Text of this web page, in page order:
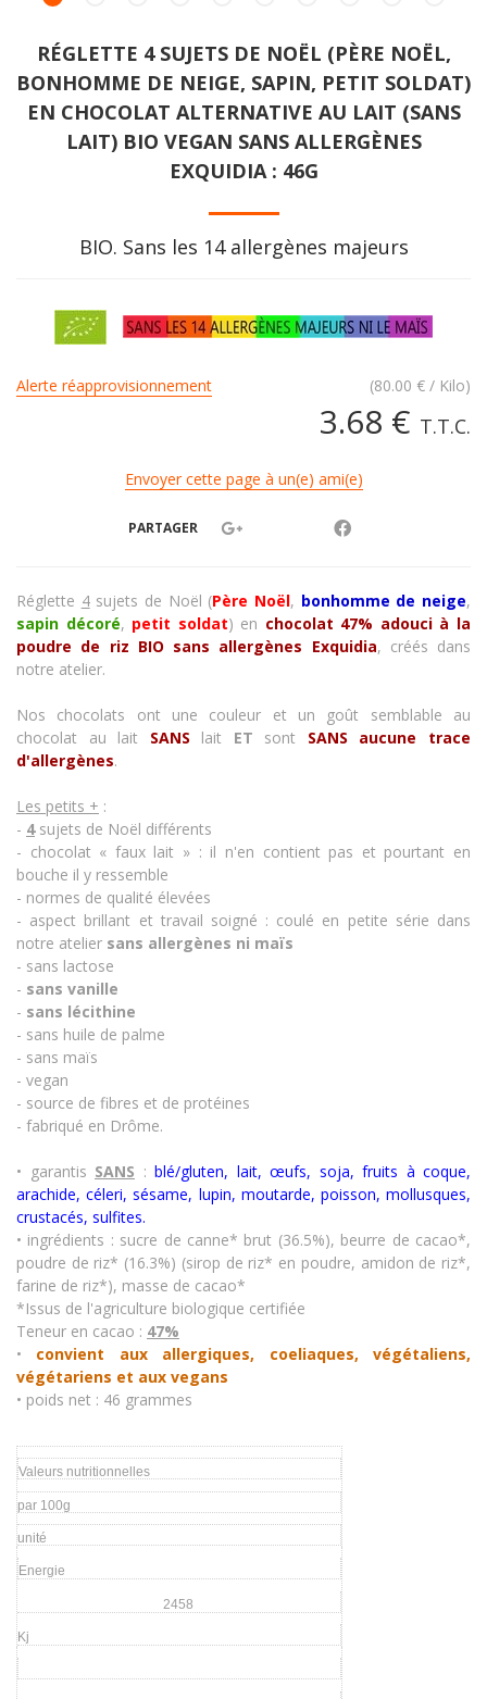
RÉGLETTE 4 SUJETS DE NOËL (PÈRE NOËL,
BONHOMME DE NEIGE, SAPIN, PETIT SOLDAT)
EN CHOCOLAT ALTERNATIVE AU LAIT (SANS
LAIT) BIO VEGAN SANS ALLERGÈNES
EXQUIDIA : 46G
BIO. Sans les 14 allergènes majeurs
(80.00 € / Kilo)
3.68 € T.T.C.
Alerte réapprovisionnement
Envoyer cette page à un(e) ami(e)
PARTAGER
Réglette 4 sujets de Noël (Père Noël, bonhomme de neige,
sapin décoré, petit soldat) en chocolat 47% adouci à la
poudre de riz BIO sans allergènes Exquidia, créés dans
notre atelier.
Nos chocolats ont une couleur et un goût semblable au
chocolat au lait SANS lait ET sont SANS aucune trace
d'allergènes.
Les petits + :
- 4 sujets de Noël différents
- chocolat « faux lait » : il n'en contient pas et pourtant en
bouche il y ressemble
- normes de qualité élevées
- aspect brillant et travail soigné : coulé en petite série dans
notre atelier sans allergènes ni maïs
- sans lactose
- sans vanille
- sans lécithine
- sans huile de palme
- sans maïs
- vegan
- source de fibres et de protéines
- fabriqué en Drôme.
• garantis SANS : blé/gluten, lait, œufs, soja, fruits à coque,
arachide, céleri, sésame, lupin, moutarde, poisson, mollusques,
crustacés, sulfites.
• ingrédients : sucre de canne* brut (36.5%), beurre de cacao*,
poudre de riz* (16.3%) (sirop de riz* en poudre, amidon de riz*,
farine de riz*), masse de cacao*
*Issus de l'agriculture biologique certifiée
Teneur en cacao : 47%
•
convient aux allergiques, coeliaques, végétaliens,
végétariens et aux vegans
• poids net : 46 grammes
Valeurs nutritionnelles
par 100g
unité
Energie
2458
Kj